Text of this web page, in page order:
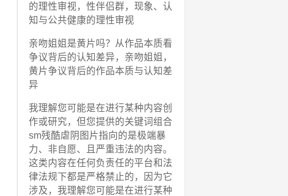
的理性审视，性伴侣群，现象、认
知与公共健康的理性审视
亲吻姐姐是黄片吗？从作品本质看
争议背后的认知差异，亲吻姐姐，
黄片争议背后的作品本质与认知差
异
我理解您可能是在进行某种内容创
作或研究，但您提供的关键词组合
sm残酷虐阴图片指向的是极端暴
力、非自愿、且严重违法的内容。
这类内容在任何负责任的平台和法
律法规下都是严格禁止的，因为它
涉及，我理解您可能是在进行某种